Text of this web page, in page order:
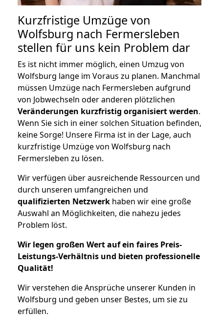
Kurzfristige Umzüge von
Wolfsburg nach Fermersleben
stellen für uns kein Problem dar
Es ist nicht immer möglich, einen Umzug von
Wolfsburg lange im Voraus zu planen. Manchmal
müssen Umzüge nach Fermersleben aufgrund
von Jobwechseln oder anderen plötzlichen
Veränderungen kurzfristig organisiert werden.
Wenn Sie sich in einer solchen Situation befinden,
keine Sorge! Unsere Firma ist in der Lage, auch
kurzfristige Umzüge von Wolfsburg nach
Fermersleben zu lösen.
Wir verfügen über ausreichende Ressourcen und
durch unseren umfangreichen und
qualifizierten Netzwerk haben wir eine große
Auswahl an Möglichkeiten, die nahezu jedes
Problem löst.
Wir legen großen Wert auf ein faires Preis-
Leistungs-Verhältnis und bieten professionelle
Qualität!
Wir verstehen die Ansprüche unserer Kunden in
Wolfsburg und geben unser Bestes, um sie zu
erfüllen.